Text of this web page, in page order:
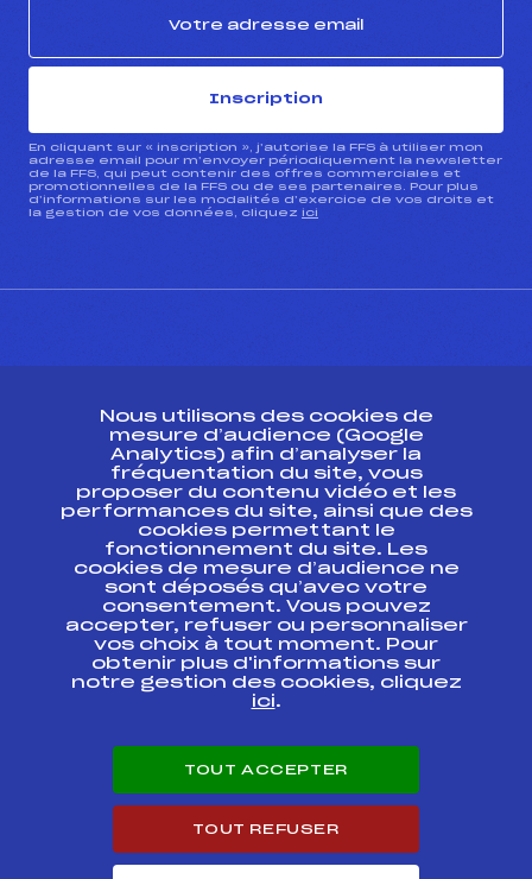
Inscription
En cliquant sur « inscription », j’autorise la FFS à utiliser mon
adresse email pour m’envoyer périodiquement la newsletter
de la FFS, qui peut contenir des offres commerciales et
promotionnelles de la FFS ou de ses partenaires. Pour plus
d’informations sur les modalités d’exercice de vos droits et
la gestion de vos données, cliquez ici
Ressources
Pass’Neige
Projet sportif fédéral
Projet de performance fédéral
Antidopage
Pôle Développement, Formation, Suivi
Scientifique
Listes ministérielles
Pôle vie de l’athlète
Enseignement professionnel
Carrières
Nous utilisons des cookies de
mesure d’audience (Google
Analytics) afin d’analyser la
fréquentation du site, vous
proposer du contenu vidéo et les
performances du site, ainsi que des
cookies permettant le
fonctionnement du site. Les
cookies de mesure d’audience ne
sont déposés qu’avec votre
consentement. Vous pouvez
accepter, refuser ou personnaliser
vos choix à tout moment. Pour
obtenir plus d'informations sur
notre gestion des cookies, cliquez
ici.
TOUT ACCEPTER
TOUT REFUSER